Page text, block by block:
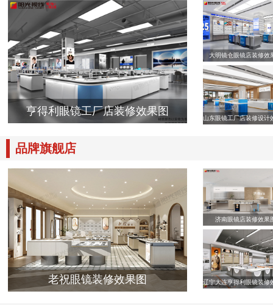
亨得利眼镜工厂店装修效果图
大明镜仓眼镜店装修效
山东眼镜工厂店装修设计
品牌旗舰店
老祝眼镜装修效果图
济南眼镜店装修效果
辽宁大连亨得利眼镜装修